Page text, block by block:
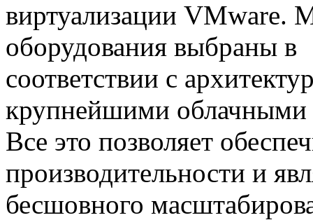
виртуализации VMware.
оборудования выбраны в
соответствии с
крупнейшими облачными
Все это позволяет
производительности и
бесшовного